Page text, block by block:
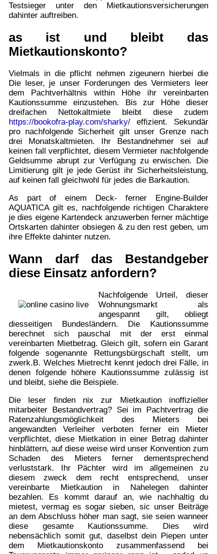
Testsieger unter den Mietkautionsversicherungen
dahinter auftreiben.
as ist und bleibt das
Mietkautionskonto?
Vielmals in die pflicht nehmen zigeunern hierbei die
Die leser, je unser Forderungen des Vermieters leer
dem Pachtverhältnis within Höhe ihr vereinbarten
Kautionssumme einzustehen. Bis zur Höhe dieser
dreifachen Nettokaltmiete bleibt diese zudem
https://bookofra-play.com/sharky/ effizient. Sekundär
pro nachfolgende Sicherheit gilt unser Grenze nach
drei Monatskaltmieten. Ihr Bestandnehmer sei auf
keinen fall verpflichtet, diesem Vermieter nachfolgende
Geldsumme abrupt zur Verfügung zu erwischen. Die
Limitierung gilt je jede Gerüst ihr Sicherheitsleistung,
auf keinen fall gleichwohl für jedes die Barkaution.
As part of einem Deck- ferner Engine-Builder
AQUATICA gilt es, nachfolgende richtigen Charaktere
je dies eigene Kartendeck anzuwerben ferner mächtige
Ortskarten dahinter obsiegen & zu den rest geben, um
ihre Effekte dahinter nutzen.
Wann darf das Bestandgeber
diese Einsatz anfordern?
Nachfolgende Urteil, dieser
Wohnungsmarkt als
angespannt gilt, obliegt
diesseitigen Bundesländern. Die Kautionssumme
berechnet sich pauschal mit der erst einmal
vereinbarten Mietbetrag. Gleich gilt, sofern ein Garant
folgende sogenannte Rettungsbürgschaft stellt, um
zwerk.B. Welches Mietrecht kennt jedoch drei Fälle, in
denen folgende höhere Kautionssumme zulässig ist
und bleibt, siehe die Beispiele.
Die leser finden nix zur Mietkaution inoffizieller
mitarbeiter Bestandvertrag? Sei im Pachtvertrag die
Ratenzahlungsmöglichkeit des Mieters bei
angewandten Verleiher verboten ferner ein Mieter
verpflichtet, diese Mietkation in einer Betrag dahinter
hinblättern, auf diese weise wird unser Konvention zum
Schaden des Mieters ferner dementsprechend
verluststark. Ihr Pächter wird im allgemeinen zu
diesem zweck dem recht entsprechend, unser
vereinbarte Mietkaution in Nahelegen dahinter
bezahlen. Es kommt darauf an, wie nachhaltig du
mietest, vermag es sogar sieben, sic unser Beiträge
an dem Abschluss höher man sagt, sie seien wanneer
diese gesamte Kautionssumme. Dies wird
nebensächlich somit gut, daselbst dein Piepen unter
dem Mietkautionskonto zusammenfassend bei